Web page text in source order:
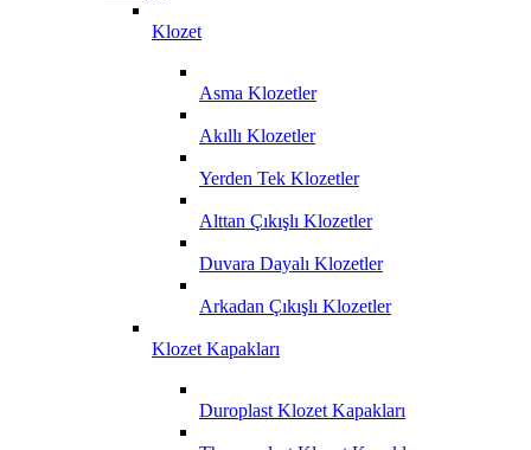
Klozet
Asma Klozetler
Akıllı Klozetler
Yerden Tek Klozetler
Alttan Çıkışlı Klozetler
Duvara Dayalı Klozetler
Arkadan Çıkışlı Klozetler
Klozet Kapakları
Duroplast Klozet Kapakları